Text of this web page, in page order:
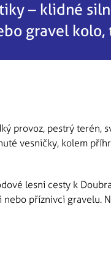
– klidné
gravel
provoz, pestrý terén,
vesničky, kolem
lesní cesty k
příznivci gravelu.